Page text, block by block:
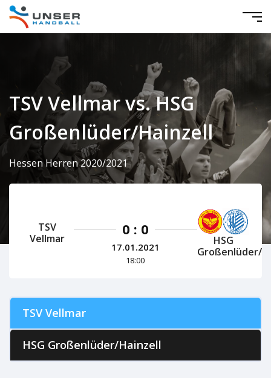
TSV Vellmar vs. HSG
Großenlüder/Hainzell
Hessen Herren 2020/2021
TSV
Vellmar
0 : 0
17.01.2021
18:00
HSG
Großenlüder/
TSV Vellmar
HSG Großenlüder/Hainzell